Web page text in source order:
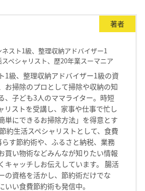
著者
スト1級、整理収納アドバイザー1
ペシャリスト、歴20年業スーマニア
1級、整理収納アドバイザー1級の資
お掃除のプロとして掃除や収納の知
、子ども3人のママライター。時短
リストを受講し、家事や仕事で忙し
単にできるお掃除方法」を得意とす
約生活スペシャリストとして、食費
す節約術や、ふるさと納税、業務
買い物術などみんなが知りたい情報
キャッチしお伝えしています。 腸活
の資格を活かし、節約術だけでな
いい食費節約術も発信中。